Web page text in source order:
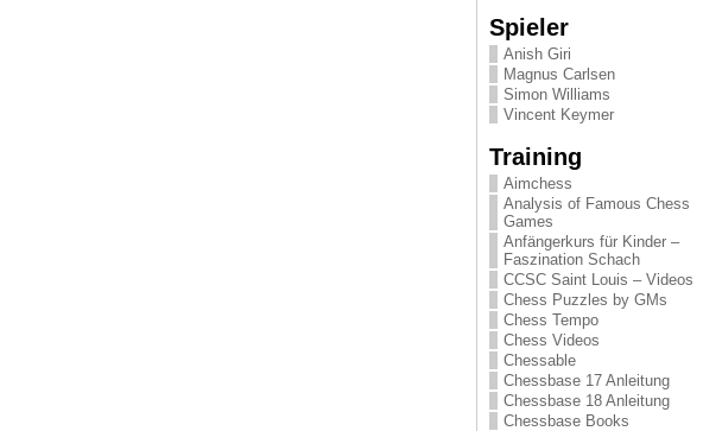
Spieler
Anish Giri
Magnus Carlsen
Simon Williams
Vincent Keymer
Training
Aimchess
Analysis of Famous Chess
Games
Anfängerkurs für Kinder –
Faszination Schach
CCSC Saint Louis – Videos
Chess Puzzles by GMs
Chess Tempo
Chess Videos
Chessable
Chessbase 17 Anleitung
Chessbase 18 Anleitung
Chessbase Books